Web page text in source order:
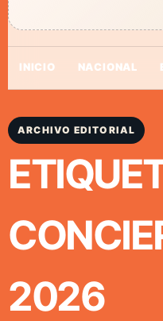
INICIO NACIONAL
ARCHIVO EDITORIAL
2026